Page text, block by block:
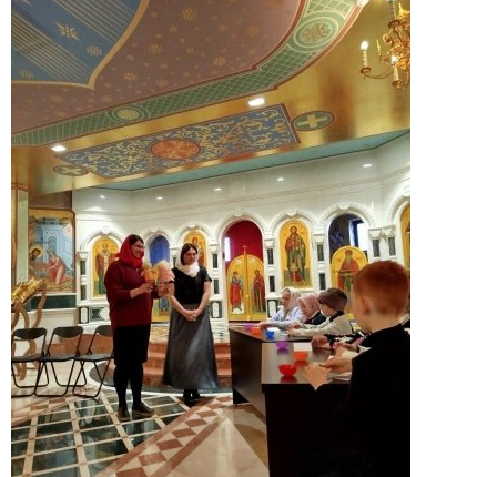
а
ф
е
д
р
а
л
ь
н
ы
й
с